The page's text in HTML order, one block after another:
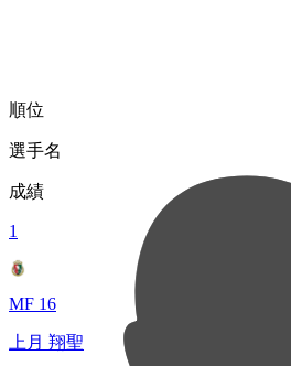
順位
選手名
成績
1
MF 16
上月 翔聖